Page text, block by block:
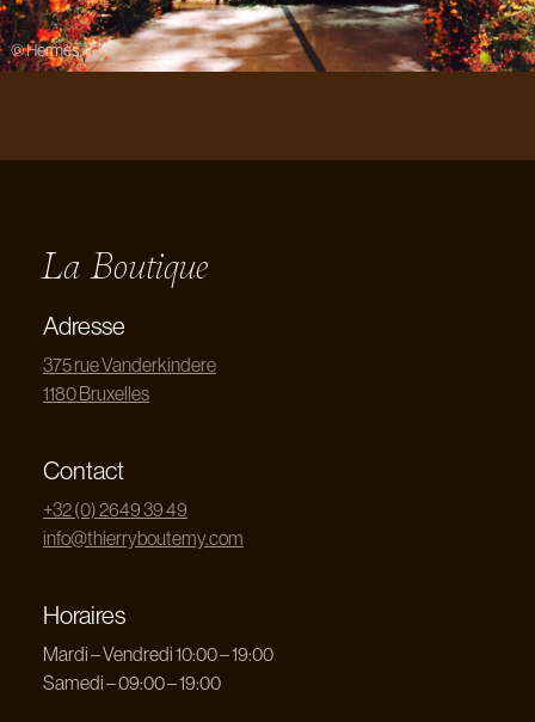
© Hermès
La Boutique
Adresse
375 rue Vanderkindere
1180 Bruxelles
Contact
+32 (0) 2649 39 49
info@thierryboutemy.com
Horaires
Mardi – Vendredi 10:00 – 19:00
Samedi – 09:00 – 19:00